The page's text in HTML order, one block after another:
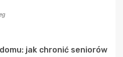
jak chronić seniorów